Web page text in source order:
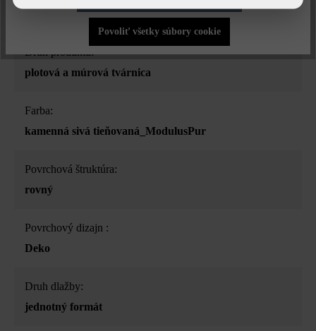
Druh produktu:
plotová a múrová tvárnica
Farba:
kamenná sivá tieňovaná_ModulusPur
Povrchová štruktúra:
rovný
Povrchový dizajn :
Deko
Druh dlažby:
jednotný formát
Povoliť všetky súbory cookie